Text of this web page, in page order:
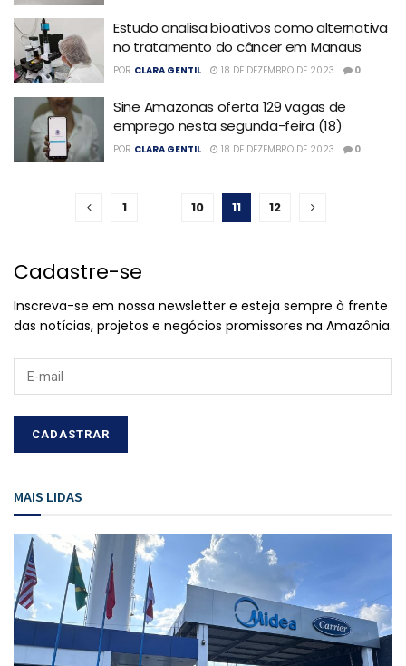
Estudo analisa bioativos como alternativa
no tratamento do câncer em Manaus
POR CLARA GENTIL 18 DE DEZEMBRO DE 2023 0
Sine Amazonas oferta 129 vagas de
emprego nesta segunda-feira (18)
POR CLARA GENTIL 18 DE DEZEMBRO DE 2023 0
1 … 10 11 12
Cadastre-se
Inscreva-se em nossa newsletter e esteja sempre à frente
das notícias, projetos e negócios promissores na Amazônia.
MAIS LIDAS